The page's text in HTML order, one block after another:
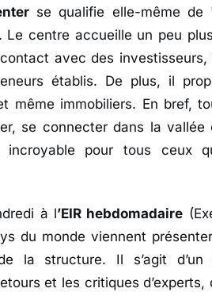
se qualifie elle-même de
Le centre accueille un peu
avec des
établis. De plus, il
même immobiliers. En bref,
se connecter dans la vallée
pour tous ceux
à l’EIR hebdomadaire
du monde viennent
la structure. Il s’agit
et les critiques